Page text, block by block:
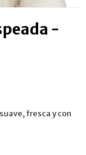
-
fresca y con